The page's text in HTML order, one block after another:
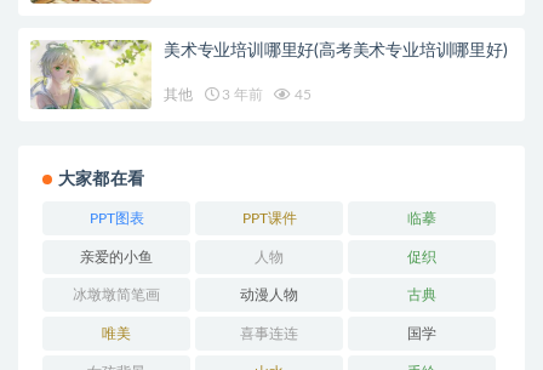
美术专业培训哪里好(高考美术专业培训哪里好)
其他 3 年前 45
大家都在看
PPT图表 PPT课件 临摹
亲爱的小鱼 人物 促织
冰墩墩简笔画 动漫人物 古典
唯美 喜事连连 国学